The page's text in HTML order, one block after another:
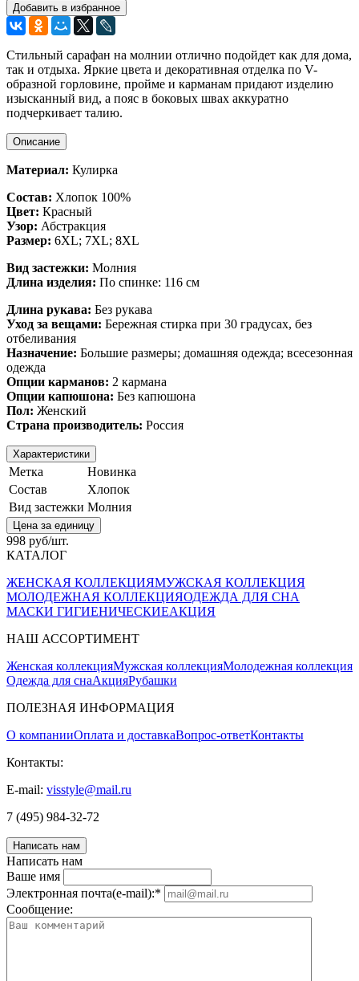
Добавить в избранное
Стильный сарафан на молнии отлично подойдет как для дома,
так и отдыха. Яркие цвета и декоративная отделка по V-
образной горловине, пройме и карманам придают изделию
изысканный вид, а пояс в боковых швах аккуратно
подчеркивает талию.
Описание
Материал: Кулирка
Состав: Хлопок 100%
Цвет: Красный
Узор: Абстракция
Размер: 6XL; 7XL; 8XL
Вид застежки: Молния
Длина изделия: По спинке: 116 см
Длина рукава: Без рукава
Уход за вещами: Бережная стирка при 30 градусах, без
отбеливания
Назначение: Большие размеры; домашняя одежда; всесезонная
одежда
Опции карманов: 2 кармана
Опции капюшона: Без капюшона
Пол: Женский
Страна производитель: Россия
Характеристики
Метка
Новинка
Состав
Хлопок
Вид застежки Молния
Цена за единицу
998 руб/шт.
КАТАЛОГ
ЖЕНСКАЯ КОЛЛЕКЦИЯМУЖСКАЯ КОЛЛЕКЦИЯ
МОЛОДЕЖНАЯ КОЛЛЕКЦИЯОДЕЖДА ДЛЯ СНА
МАСКИ ГИГИЕНИЧЕСКИЕАКЦИЯ
НАШ АССОРТИМЕНТ
Женская коллекцияМужская коллекцияМолодежная коллекция
Одежда для снаАкцияРубашки
ПОЛЕЗНАЯ ИНФОРМАЦИЯ
О компанииОплата и доставкаВопрос-ответКонтакты
Контакты:
E-mail: visstyle@mail.ru
7 (495) 984-32-72
Написать нам
Написать нам
Ваше имя
Электронная почта(e-mail):*
Соoбщение: